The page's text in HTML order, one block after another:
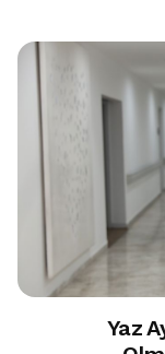
Yaz